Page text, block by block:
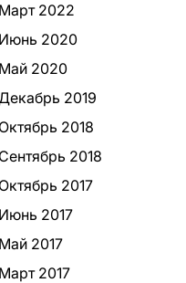
Март 2022
Июнь 2020
Май 2020
2019
Октябрь 2018
Сентябрь 2018
Октябрь 2017
Июнь 2017
Май 2017
Март 2017